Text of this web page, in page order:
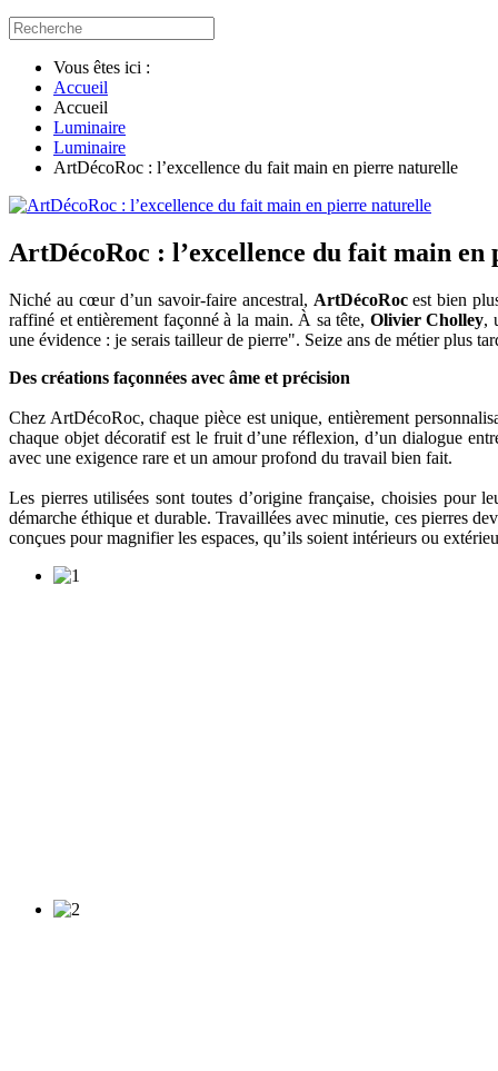
Vous êtes ici :
Accueil
Accueil
Luminaire
Luminaire
ArtDécoRoc : l’excellence du fait main en pierre naturelle
ArtDécoRoc : l’excellence du fait main
Niché au cœur d’un savoir-faire ancestral, ArtDécoRocest bien
raffiné et entièrement façonné à la main. À sa tête, Olivier Cholley,
une évidence : je serais tailleur de pierre". Seize ans de métier plus
Des créations façonnées avec âme et précision
Chez ArtDécoRoc, chaque pièce est unique, entièrement
chaque objet décoratif est le fruit d’une réflexion, d’un dialogue
avec une exigence rare et un amour profond du travail bien fait.
Les pierres utilisées sont toutes d’origine française, choisies pour
démarche éthique et durable. Travaillées avec minutie, ces pierres
conçues pour magnifier les espaces, qu’ils soient intérieurs ou